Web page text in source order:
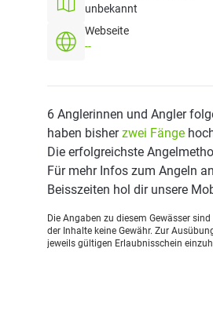
unbekannt
Webseite
--
6 Anglerinnen und Angler
haben bisherzwei Fänge
Die erfolgreichste
Für mehr Infos zum Angeln
Beisszeiten hol dir unsere
Die Angaben zu diesem Gewässer
der Inhalte keine Gewähr. Zur
jeweils gültigen Erlaubnisschein